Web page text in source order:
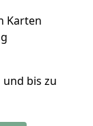
Karten
und bis zu